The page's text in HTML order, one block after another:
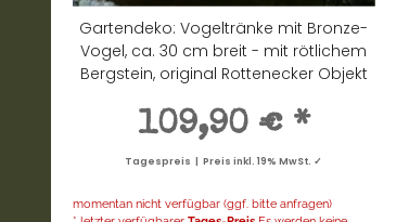
Gartendeko: Vogeltränke mit Bronze-
Vogel, ca. 30 cm breit - mit rötlichem
Bergstein, original Rottenecker Objekt
109,90 € *
Tagespreis | Preis inkl. 19% MwSt. ✓
momentan nicht verfügbar (ggf. bitte anfragen)